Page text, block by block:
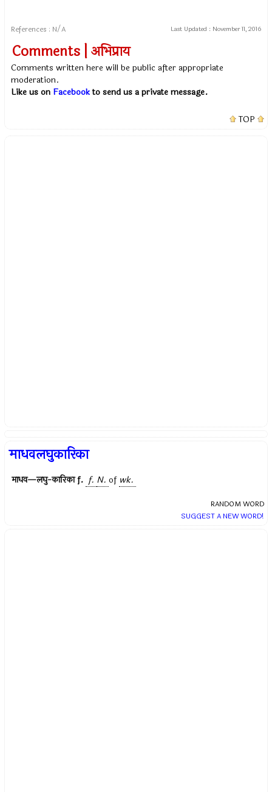
References : N/A Last Updated : November 11, 2016
Comments | अभिप्राय
Comments written here will be public after appropriate
moderation.
Like us on Facebookto send us a private message.
TOP
माधवलघुकारिका
माधव—लघु-कारिकाf. f. N. of wk.
RANDOM WORD
SUGGEST A NEW WORD!